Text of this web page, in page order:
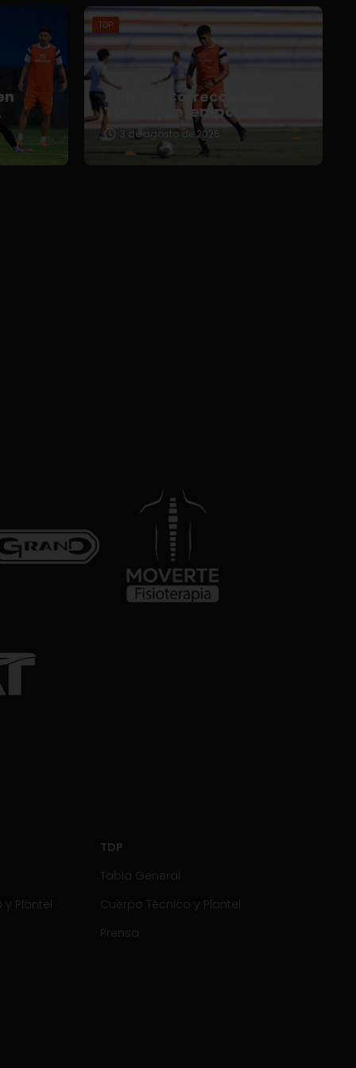
TDP
Afianza Correcaminos
TDP su pretemporada
3 de agosto de 2026
y Plantel
TDP
Tabla General
Cuerpo Técnico y Plantel
Prensa